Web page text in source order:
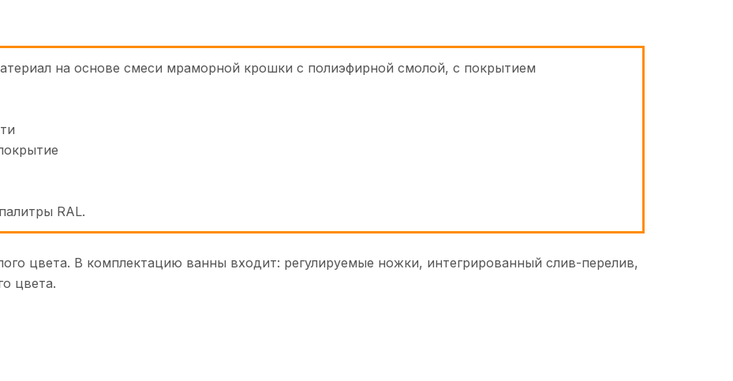
на основе смеси мраморной крошки с полиэфирной смолой, с покрытием
RAL.
цвета. В комплектацию ванны входит: регулируемые ножки, интегрированный слив-перелив,
цвета.